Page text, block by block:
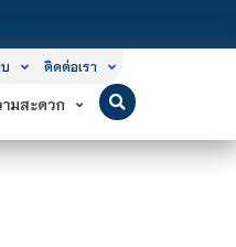
ำกับของรัฐ เปิดหลักสูตรการเรียนก
ติดต่อเรา
มสะดวก